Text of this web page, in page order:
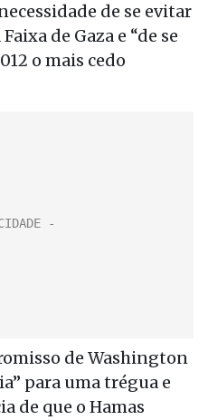
de se evitar
de Gaza e “de se
o mais cedo
de Washington
para uma trégua e
de que o Hamas